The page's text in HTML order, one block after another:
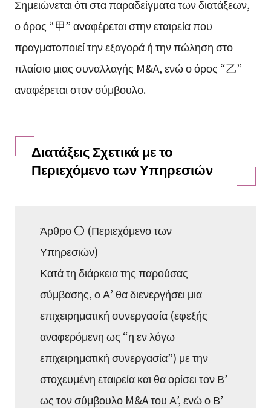
Σημειώνεται ότι στα παραδείγματα των διατάξεων,
ο όρος “甲” αναφέρεται στην εταιρεία που
πραγματοποιεί την εξαγορά ή την πώληση στο
πλαίσιο μιας συναλλαγής M&A, ενώ ο όρος “乙”
αναφέρεται στον σύμβουλο.
Διατάξεις Σχετικά με το
Περιεχόμενο των Υπηρεσιών
Άρθρο 〇 (Περιεχόμενο των
Υπηρεσιών)
Κατά τη διάρκεια της παρούσας
σύμβασης, ο Α’ θα διενεργήσει μια
επιχειρηματική συνεργασία (εφεξής
αναφερόμενη ως “η εν λόγω
επιχειρηματική συνεργασία”) με την
στοχευμένη εταιρεία και θα ορίσει τον Β’
ως τον σύμβουλο M&A του Α’, ενώ ο Β’